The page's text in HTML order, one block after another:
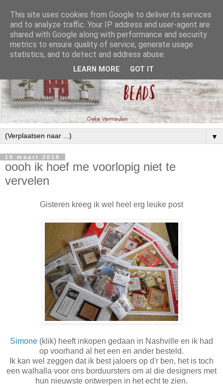
▼
10 maart 2019
oooh ik hoef me voorlopig niet te
vervelen
Gisteren kreeg ik wel heel erg leuke post
Simone (klik) heeft inkopen gedaan in Nashville en ik had
op voorhand al het een en ander besteld.
Ik kan wel zeggen dat ik best jaloers op d'r ben, het is toch
een walhalla voor ons borduursters om al die designers met
hun nieuwste ontwerpen in het echt te zien.
This site uses cookies from Google to deliver its services
and to analyze traffic. Your IP address and user-agent are
shared with Google along with performance and security
metrics to ensure quality of service, generate usage
statistics, and to detect and address abuse.
LEARN MORE GOT IT